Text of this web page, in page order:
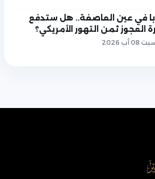
في عين العاصفة.. هل ستدفع
العجوز ثمن التهور الأمريكي؟
08 آب 2026